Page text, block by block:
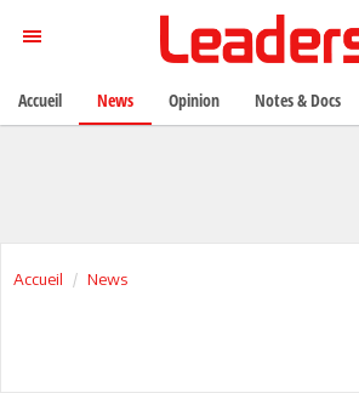
Accueil News
Accueil News Opinion Notes & Docs